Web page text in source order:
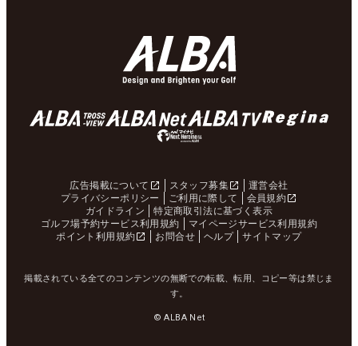
広告掲載について スタッフ募集
運営会社
プライバシーポリシー
ご利用に際して
会員規約
ガイドライン
特定商取引法に基づく表示
ゴルフ場予約サービス利用規約
マイページサービス利用規約
ポイント利用規約
お問合せ ヘルプ サイトマップ
掲載されている全てのコンテンツの無断での転載、転用、コピー等は禁じま
す。
© ALBA Net